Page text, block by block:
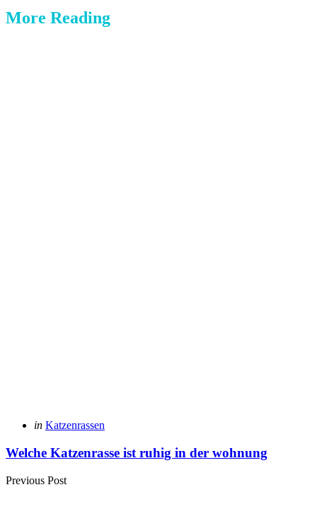
More Reading
Posted
in Katzenrassen
Welche Katzenrasse ist ruhig in der wohnung
Previous Post